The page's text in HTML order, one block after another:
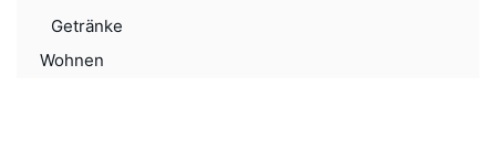
Getränke
Wohnen